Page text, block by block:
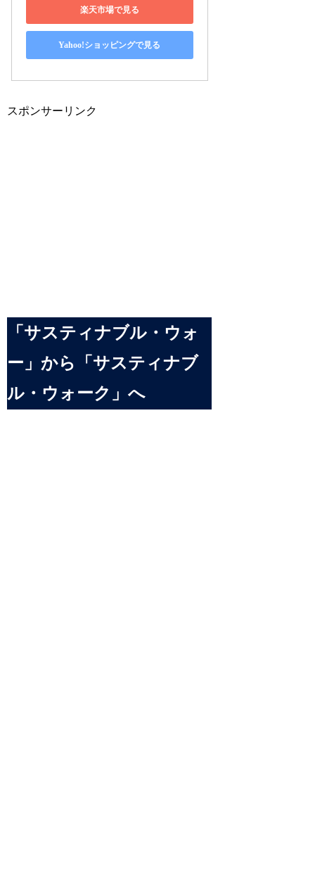
楽天市場で見る
Yahoo!ショッピングで見る
スポンサーリンク
「サスティナブル・ウォ
ー」から「サスティナブ
ル・ウォーク」へ